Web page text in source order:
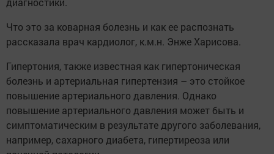
Что это за коварная болезнь и как ее распознать
рассказала врач кардиолог, к.м.н. Энже Харисова.
Гипертония, также известная как гипертоническая
болезнь и артериальная гипертензия – это стойкое
повышение артериального давления. Однако
повышение артериального давления может быть и
симптоматическим в результате другого заболевания,
например, сахарного диабета, гипертиреоза или